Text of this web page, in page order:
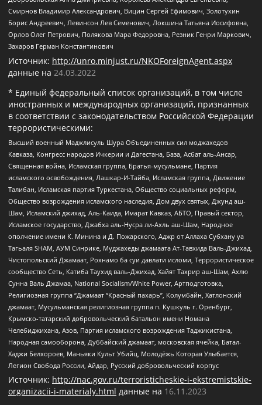
Смирнов Владимир Александрович, Вицин Сергей Ефимович, Золотухин
Борис Андреевич, Левинсон Лев Семенович, Локшина Татьяна Иосифовна,
Орлов Олег Петрович, Полякова Мара Федоровна, Резник Генри Маркович,
Захаров Герман Константинович
Источник: http://unro.minjust.ru/NKOForeignAgent.aspx
данные на 24.03.2022
* Единый федеральный список организаций, в том числе
иностранных и международных организаций, признанных
в соответствии с законодательством Российской Федерации
террористическими:
Высший военный Маджлисуль Шура Объединенных сил моджахедов
Кавказа, Конгресс народов Ичкерии и Дагестана, База, Асбат аль-Ансар,
Священная война, Исламская группа, Братья-мусульмане, Партия
исламского освобождения, Лашкар-И-Тайба, Исламская группа, Движение
Талибан, Исламская партия Туркестана, Общество социальных реформ,
Общество возрождения исламского наследия, Дом двух святых, Джунд аш-
Шам, Исламский джихад, Аль-Каида, Имарат Кавказ, АБТО, Правый сектор,
Исламское государство, Джабха аль-Нусра ли-Ахль аш-Шам, Народное
ополчение имени К. Минина и Д. Пожарского, Аджр от Аллаха Субхану уа
Тагьаля SHAM, АУМ Синрике, Муджахеды джамаата Ат-Тавхида Валь-Джихад,
Чистопольский Джамаат, Рохнамо ба суи давлати исломи, Террористическое
сообщество Сеть, Катиба Таухид валь-Джихад, Хайят Тахрир аш-Шам, Ахлю
Сунна Валь Джамаа, National Socialism/White Power, Артподготовка,
Религиозная группа “Джамаат “Красный пахарь”, Колумбайн, Хатлонский
джамаат, Мусульманская религиозная группа п. Кушкуль г. Оренбург,
Крымско-татарский добровольческий батальон имени Номана
Челебиджихана, Азов, Партия исламского возрождения Таджикистана,
Народная самооборона, Дуббайский джамаат, московская ячейка, Батал-
Хаджи Белхороев, Маньяки Культ Убийц, Молодёжь Которая Улыбается,
Легион Свобода России, Айдар, Русский добровольческий корпус
Источник: http://nac.gov.ru/terroristicheskie-i-ekstremistskie-
organizacii-i-materialy.html данные на 16.11.2023